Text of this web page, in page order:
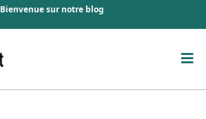
Bienvenue sur notre blog